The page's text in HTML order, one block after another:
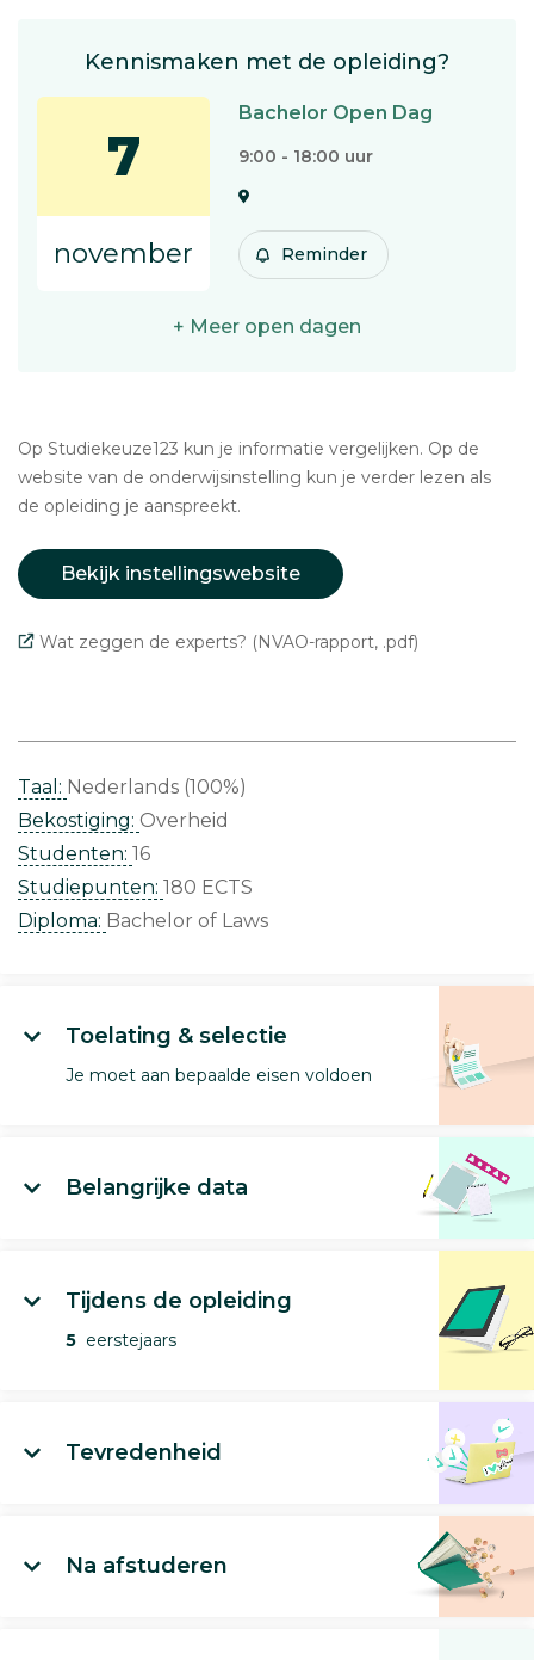
Kennismaken met de opleiding?
7
november
Bachelor Open Dag
9:00 - 18:00 uur
Reminder
+ Meer open dagen
Op Studiekeuze123 kun je informatie vergelijken. Op de
website van de onderwijsinstelling kun je verder lezen als
de opleiding je aanspreekt.
Bekijk instellingswebsite
Wat zeggen de experts? (NVAO-rapport, .pdf)
Taal: Nederlands (100%)
Bekostiging: Overheid
Studenten: 16
Studiepunten: 180 ECTS
Diploma: Bachelor of Laws
Toelating & selectie
Je moet aan bepaalde eisen voldoen
Belangrijke data
Tijdens de opleiding
5 eerstejaars
Tevredenheid
Na afstuderen